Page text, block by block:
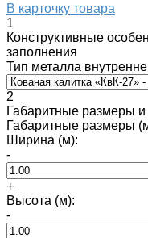
В карточку товара
1
Конструктивные
заполнения
Тип металла
2
Габаритные размеры и
Габаритные размеры
Ширина (м):
-
+
Высота (м):
-